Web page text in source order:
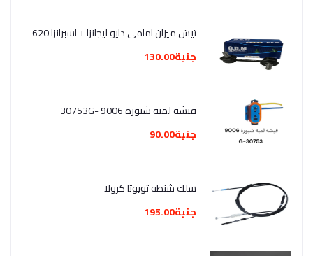
تيش ميزان امامى دايو ليجانزا + اسبرانزا 620
جنية130.00
فيشة لمبة شبورة 9006 -30753G
جنية90.00
سلك شنطه تويوتا كرولا
جنية195.00